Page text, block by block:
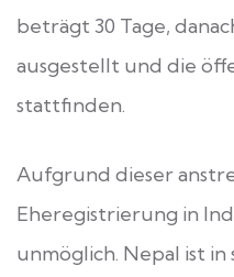
beträgt 30 Tage,
ausgestellt und die
stattfinden.
Aufgrund dieser
Eheregistrierung in
unmöglich. Nepal ist in